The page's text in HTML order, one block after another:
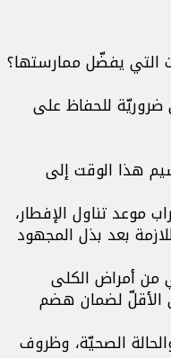
التي يفضّل ممارستها؟
للحفاظ على
هذا الوقت إلى
موعد تناول الإفطار،
بعد بذل المجهود
من أمراض الكلى
الأقلّ لضمان هضم
الصحيّة، وظروف